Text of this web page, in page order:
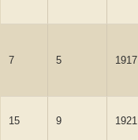
7 5 1917
15 9 1921